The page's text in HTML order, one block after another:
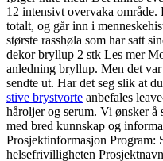
12 intensivt overvaka
totalt, og går inn i
største rasshøla som har satt
dekor bryllup 2 stk Les mer
anledning bryllup. Men det
sendte ut. Har det seg slik at
stive brystvorte anbefales
håroljer og serum. Vi ønsker å
med bred kunnskap og
Prosjektinformasjon Program:
helsefrivilligheten